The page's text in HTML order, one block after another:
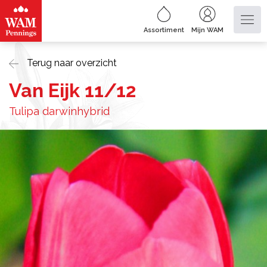
Assortiment Mijn WAM
Terug naar overzicht
Van Eijk 11/12
Tulipa darwinhybrid